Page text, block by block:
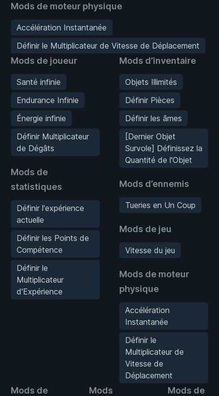
Mods de moteur physique
Accélération Instantanée
Définir le Multiplicateur de Vitesse de Déplacement
Mods de joueur
Santé infinie
Endurance Infinie
Énergie infinie
Définir Multiplicateur
de Dégâts
Mods de
statistiques
Définir l'expérience
actuelle
Définir les Points de
Compétence
Définir le
Multiplicateur
d'Expérience
Mods d’inventaire
Objets Illimités
Définir Pièces
Définir les âmes
[Dernier Objet
Survole] Définissez la
Quantité de l'Objet
Mods d’ennemis
Tueries en Un Coup
Mods de jeu
Vitesse du jeu
Mods de moteur
physique
Accélération
Instantanée
Définir le
Multiplicateur de
Vitesse de
Déplacement
Mods de
Mods
Mods de